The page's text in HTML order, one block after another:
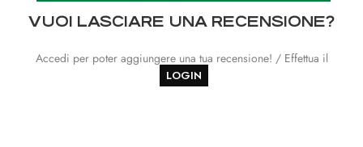
VUOI LASCIARE UNA RECENSIONE?
Accedi per poter aggiungere una tua recensione! / Effettua il
LOGIN